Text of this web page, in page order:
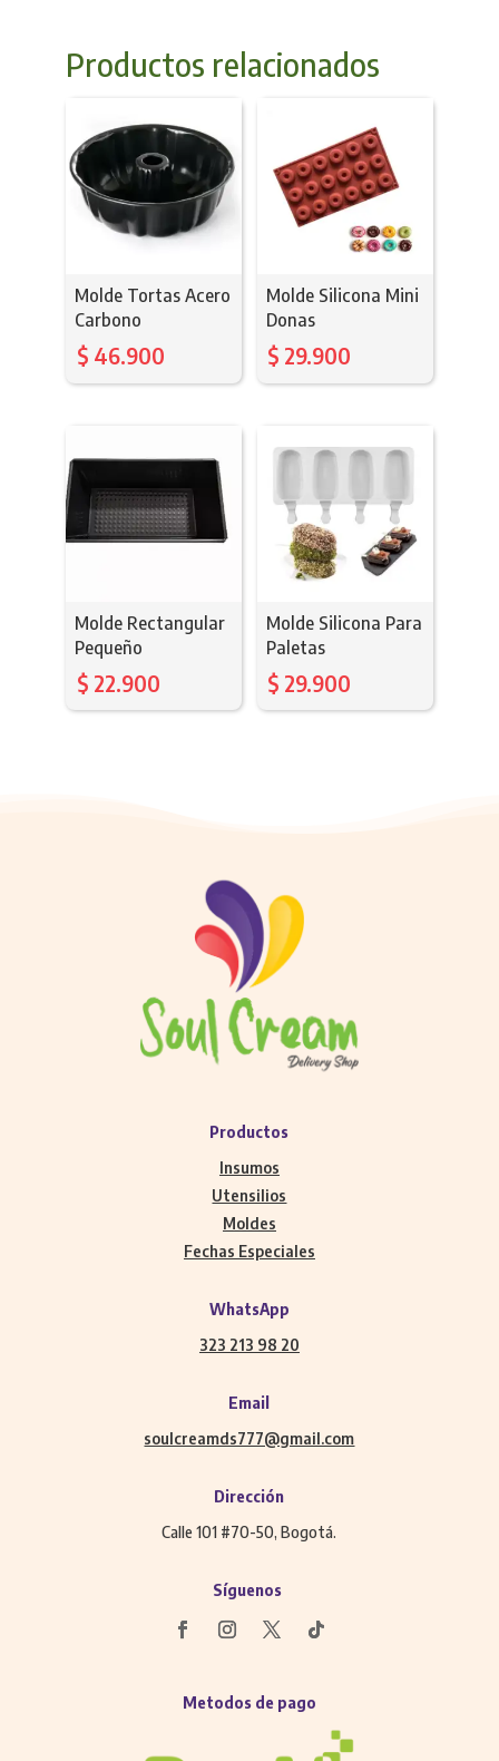
Productos relacionados
Molde Tortas Acero
Carbono
$ 46.900
Molde Silicona Mini
Donas
$ 29.900
Molde Rectangular
Pequeño
$ 22.900
Molde Silicona Para
Paletas
$ 29.900
Productos
Insumos
Utensilios
Moldes
Fechas Especiales
WhatsApp
323 213 98 20
Email
soulcreamds777@gmail.com
Dirección
Calle 101 #70-50, Bogotá.
Síguenos
Metodos de pago